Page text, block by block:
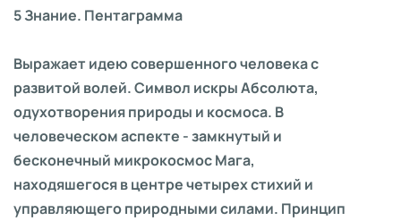
5 Знание. Пентаграмма
Выражает идею совершенного человека с
развитой волей. Символ искры Абсолюта,
одухотворения природы и космоса. В
человеческом аспекте - замкнутый и
бесконечный микрокосмос Мага,
находяшегося в центре четырех стихий и
управляющего природными силами. Принцип